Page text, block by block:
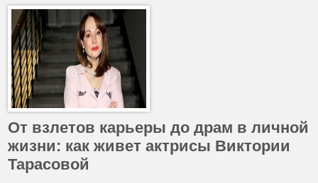
От взлетов карьеры до драм в личной
жизни: как живет актрисы Виктории
Тарасовой